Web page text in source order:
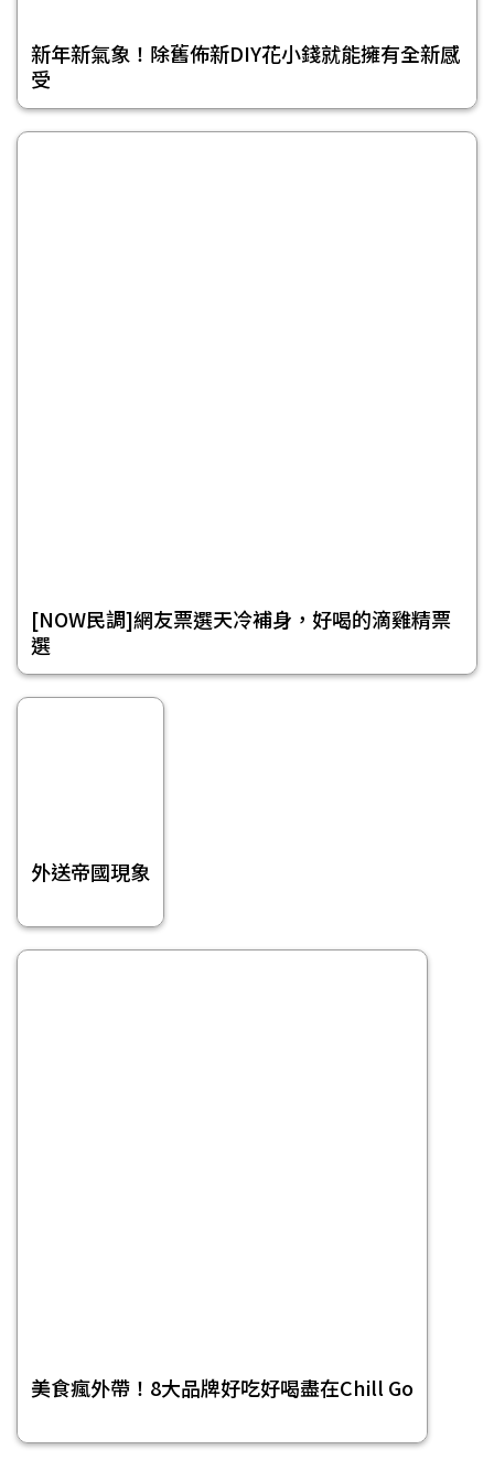
新年新氣象！除舊佈新DIY花小錢就能擁有全新感
受
[NOW民調]網友票選天冷補身，好喝的滴雞精票
選
外送帝國現象
美食瘋外帶！8大品牌好吃好喝盡在Chill Go